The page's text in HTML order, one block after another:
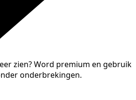
zien?Word premium en gebruik
onderbrekingen.